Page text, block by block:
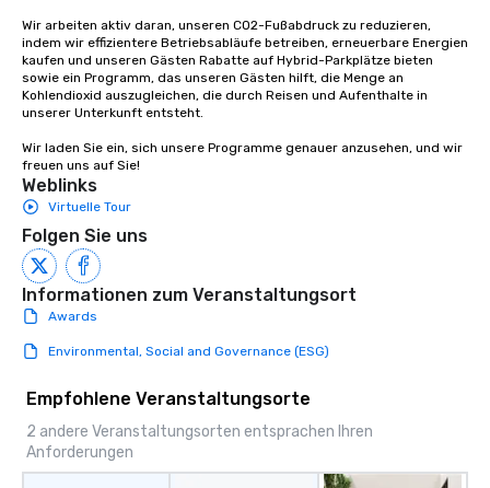
Wir arbeiten aktiv daran, unseren CO2-Fußabdruck zu reduzieren,
indem wir effizientere Betriebsabläufe betreiben, erneuerbare Energien
kaufen und unseren Gästen Rabatte auf Hybrid-Parkplätze bieten
sowie ein Programm, das unseren Gästen hilft, die Menge an
Kohlendioxid auszugleichen, die durch Reisen und Aufenthalte in
unserer Unterkunft entsteht.
Wir laden Sie ein, sich unsere Programme genauer anzusehen, und wir
freuen uns auf Sie!
Weblinks
Virtuelle Tour
Folgen Sie uns
Informationen zum Veranstaltungsort
Awards
Environmental, Social and Governance (ESG)
Empfohlene Veranstaltungsorte
2 andere Veranstaltungsorten entsprachen Ihren
Anforderungen